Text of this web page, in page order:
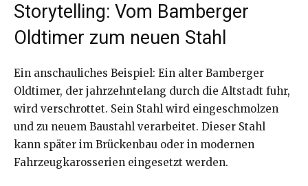
Storytelling: Vom Bamberger
Oldtimer zum neuen Stahl
Ein anschauliches Beispiel: Ein alter Bamberger
Oldtimer, der jahrzehntelang durch die Altstadt fuhr,
wird verschrottet. Sein Stahl wird eingeschmolzen
und zu neuem Baustahl verarbeitet. Dieser Stahl
kann später im Brückenbau oder in modernen
Fahrzeugkarosserien eingesetzt werden.